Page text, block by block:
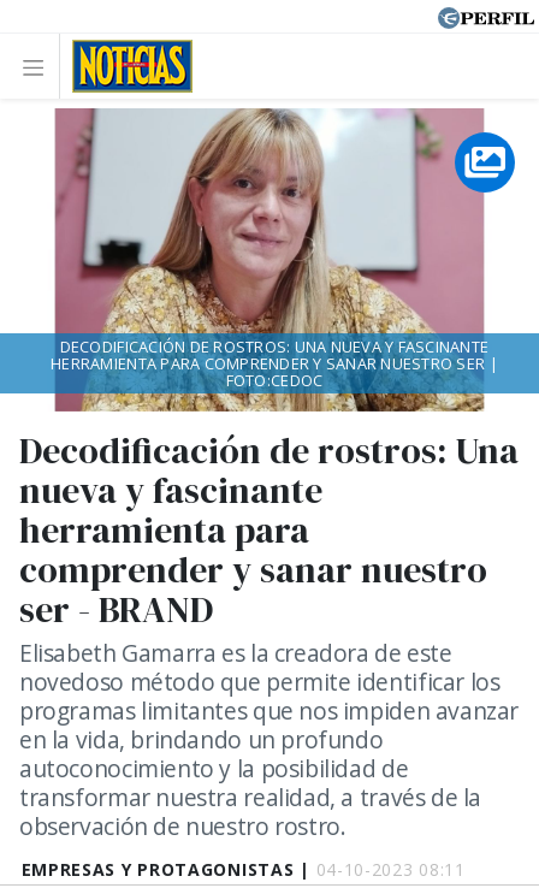
EMPRESAS Y PROTAGONISTAS | 04-10-2023 08:11
Decodificación de rostros: Una
nueva y fascinante
herramienta para
comprender y sanar nuestro
ser - BRAND
Elisabeth Gamarra es la creadora de este
novedoso método que permite identificar los
programas limitantes que nos impiden avanzar
en la vida, brindando un profundo
autoconocimiento y la posibilidad de
transformar nuestra realidad, a través de la
observación de nuestro rostro.
DECODIFICACIÓN DE ROSTROS: UNA NUEVA Y FASCINANTE
HERRAMIENTA PARA COMPRENDER Y SANAR NUESTRO SER |
FOTO:CEDOC